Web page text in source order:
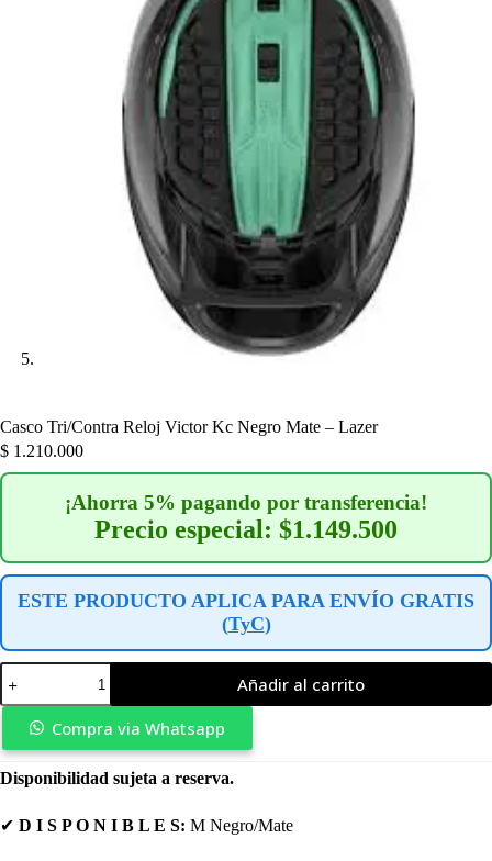
Casco Tri/Contra Reloj Victor Kc Negro Mate – Lazer
$ 1.210.000
¡Ahorra 5% pagando por transferencia!
Precio especial: $1.149.500
ESTE PRODUCTO APLICA PARA ENVÍO GRATIS
(TyC)
Casco
Tri/Contra
Reloj
Victor
Kc
Mate
Lazer
Añadir al carrito
Compra via Whatsapp
Disponibilidad sujeta a reserva.
✔ D I S P O N I B L E S: M Negro/Mate